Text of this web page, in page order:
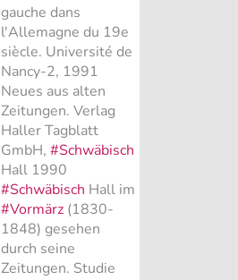
gauche dans
l'Allemagne du 19e
siècle. Université de
Nancy-2, 1991
Neues aus alten
Zeitungen. Verlag
Haller Tagblatt
GmbH, #Schwäbisch
Hall 1990
#Schwäbisch Hall im
#Vormärz (1830-
1848) gesehen
durch seine
Zeitungen. Studie